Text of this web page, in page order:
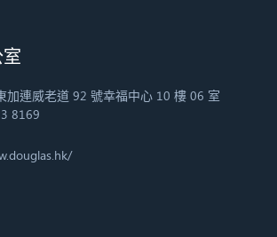
加連威老道 92 號幸福中心 10 樓 06 室
8169